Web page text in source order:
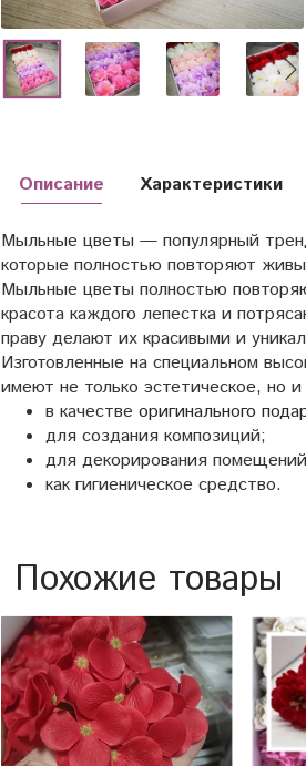
Описание
Мыльные цветы — популярный
которые полностью повторяют
Мыльные цветы полностью
красота каждого лепестка и
праву делают их красивыми и
Изготовленные на специальном
имеют не только эстетическое, но
в качестве оригинального
для создания композиций;
для декорирования
как гигиеническое средство.
Характеристики
Похожие товары